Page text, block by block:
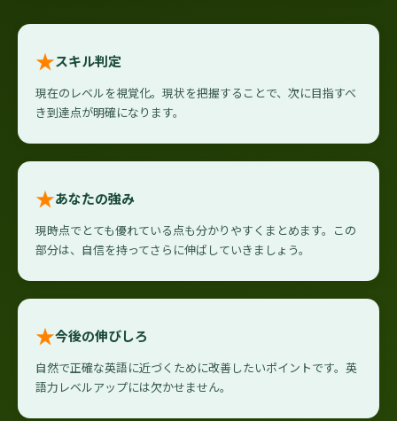
★スキル判定
現在のレベルを視覚化。現状を把握することで、次に目指すべ
き到達点が明確になります。
★あなたの強み
現時点でとても優れている点も分かりやすくまとめます。この
部分は、自信を持ってさらに伸ばしていきましょう。
★今後の伸びしろ
自然で正確な英語に近づくために改善したいポイントです。英
語力レベルアップには欠かせません。